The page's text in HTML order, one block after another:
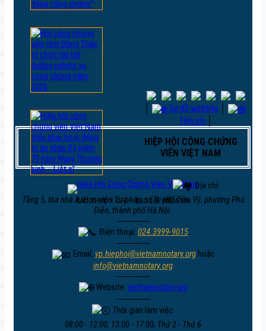
XÁC THỰC Ý CHÍ – TẠO LẬP NIỀM TIN
Sơ đồ website
Tiện ích
HIỆP HỘI CÔNG CHỨNG
VIÊN VIỆT NAM
Địa chỉ:
Tầng 5, tòa nhà A, Học viện Tư pháp, số 9, phố Trần Vỹ, phường Phú
Diễn, thành phố Hà Nội.
─────
Điện thoại:024.3999-9015
─────
Email: vp.hiephoi@vietnamnotary.orghoặc
info@vietnamnotary.org
─────
Website: vietnamnotary.org
─────
Thời gian làm việc:
08:00 - 12:00, 13:00 - 17:00; Thứ 2 - Thứ 6